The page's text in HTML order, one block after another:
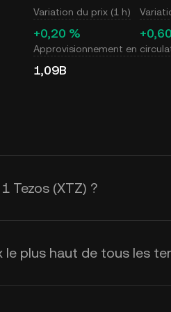
Variation du prix (1 h)
+0,20 %
Approvisionnement en
1,09B
Tezos (XTZ) ?
des mises à jour du
de Tezos est affecté
le plus haut de tous les